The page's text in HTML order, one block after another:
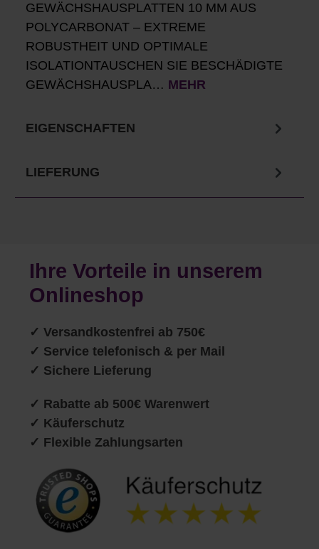
GEWÄCHSHAUSPLATTEN 10 MM AUS
POLYCARBONAT – EXTREME
ROBUSTHEIT UND OPTIMALE
ISOLATIONTAUSCHEN SIE BESCHÄDIGTE
GEWÄCHSHAUSPLA… MEHR
EIGENSCHAFTEN
LIEFERUNG
Ihre Vorteile in unserem
Onlineshop
✓ Versandkostenfrei ab 750€
✓ Service telefonisch & per Mail
✓ Sichere Lieferung
✓ Rabatte ab 500€ Warenwert
✓ Käuferschutz
✓ Flexible Zahlungsarten